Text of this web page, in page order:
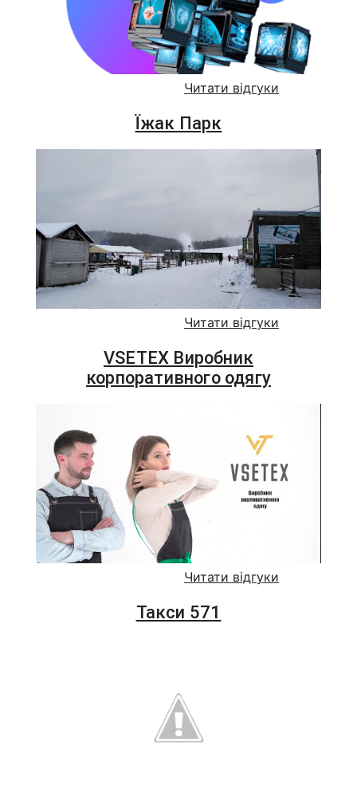
Читати відгуки
Їжак Парк
Читати відгуки
VSETEX Виробник
корпоративного одягу
Читати відгуки
Такси 571